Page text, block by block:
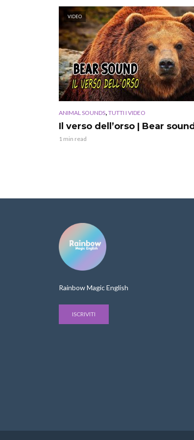
VIDEO
ANIMAL SOUNDS, TUTTI I VIDEO
Il verso dell’orso | Bear sound
1 min read
Rainbow Magic English
ISCRIVITI